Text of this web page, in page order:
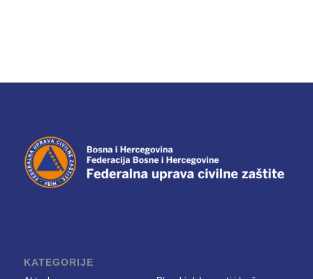
KATEGORIJE